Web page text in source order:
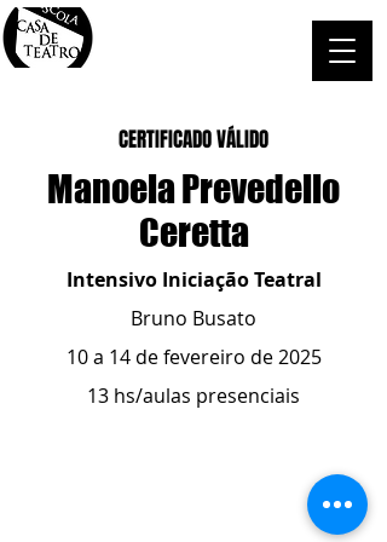
CERTIFICADO VÁLIDO
Manoela Prevedello
Ceretta
Intensivo Iniciação Teatral
Bruno Busato
10 a 14 de fevereiro de 2025
13 hs/aulas presenciais
- whatsapp
contato@casadeteatropoa.com.br